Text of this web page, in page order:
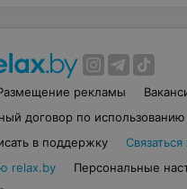
рекламы
договор по
в поддержку
relax.by
Персональные